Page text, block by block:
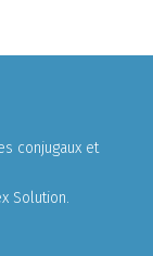
conjugaux et
Solution.